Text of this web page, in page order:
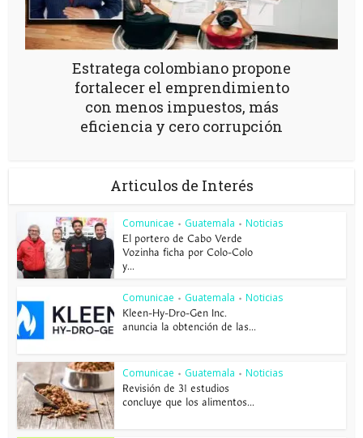
Estratega colombiano propone
fortalecer el emprendimiento
con menos impuestos, más
eficiencia y cero corrupción
Articulos de Interés
Comunicae • Guatemala • Noticias
El portero de Cabo Verde
Vozinha ficha por Colo-Colo
y...
Comunicae • Guatemala • Noticias
Kleen-Hy-Dro-Gen Inc.
anuncia la obtención de las...
Comunicae • Guatemala • Noticias
Revisión de 31 estudios
concluye que los alimentos...